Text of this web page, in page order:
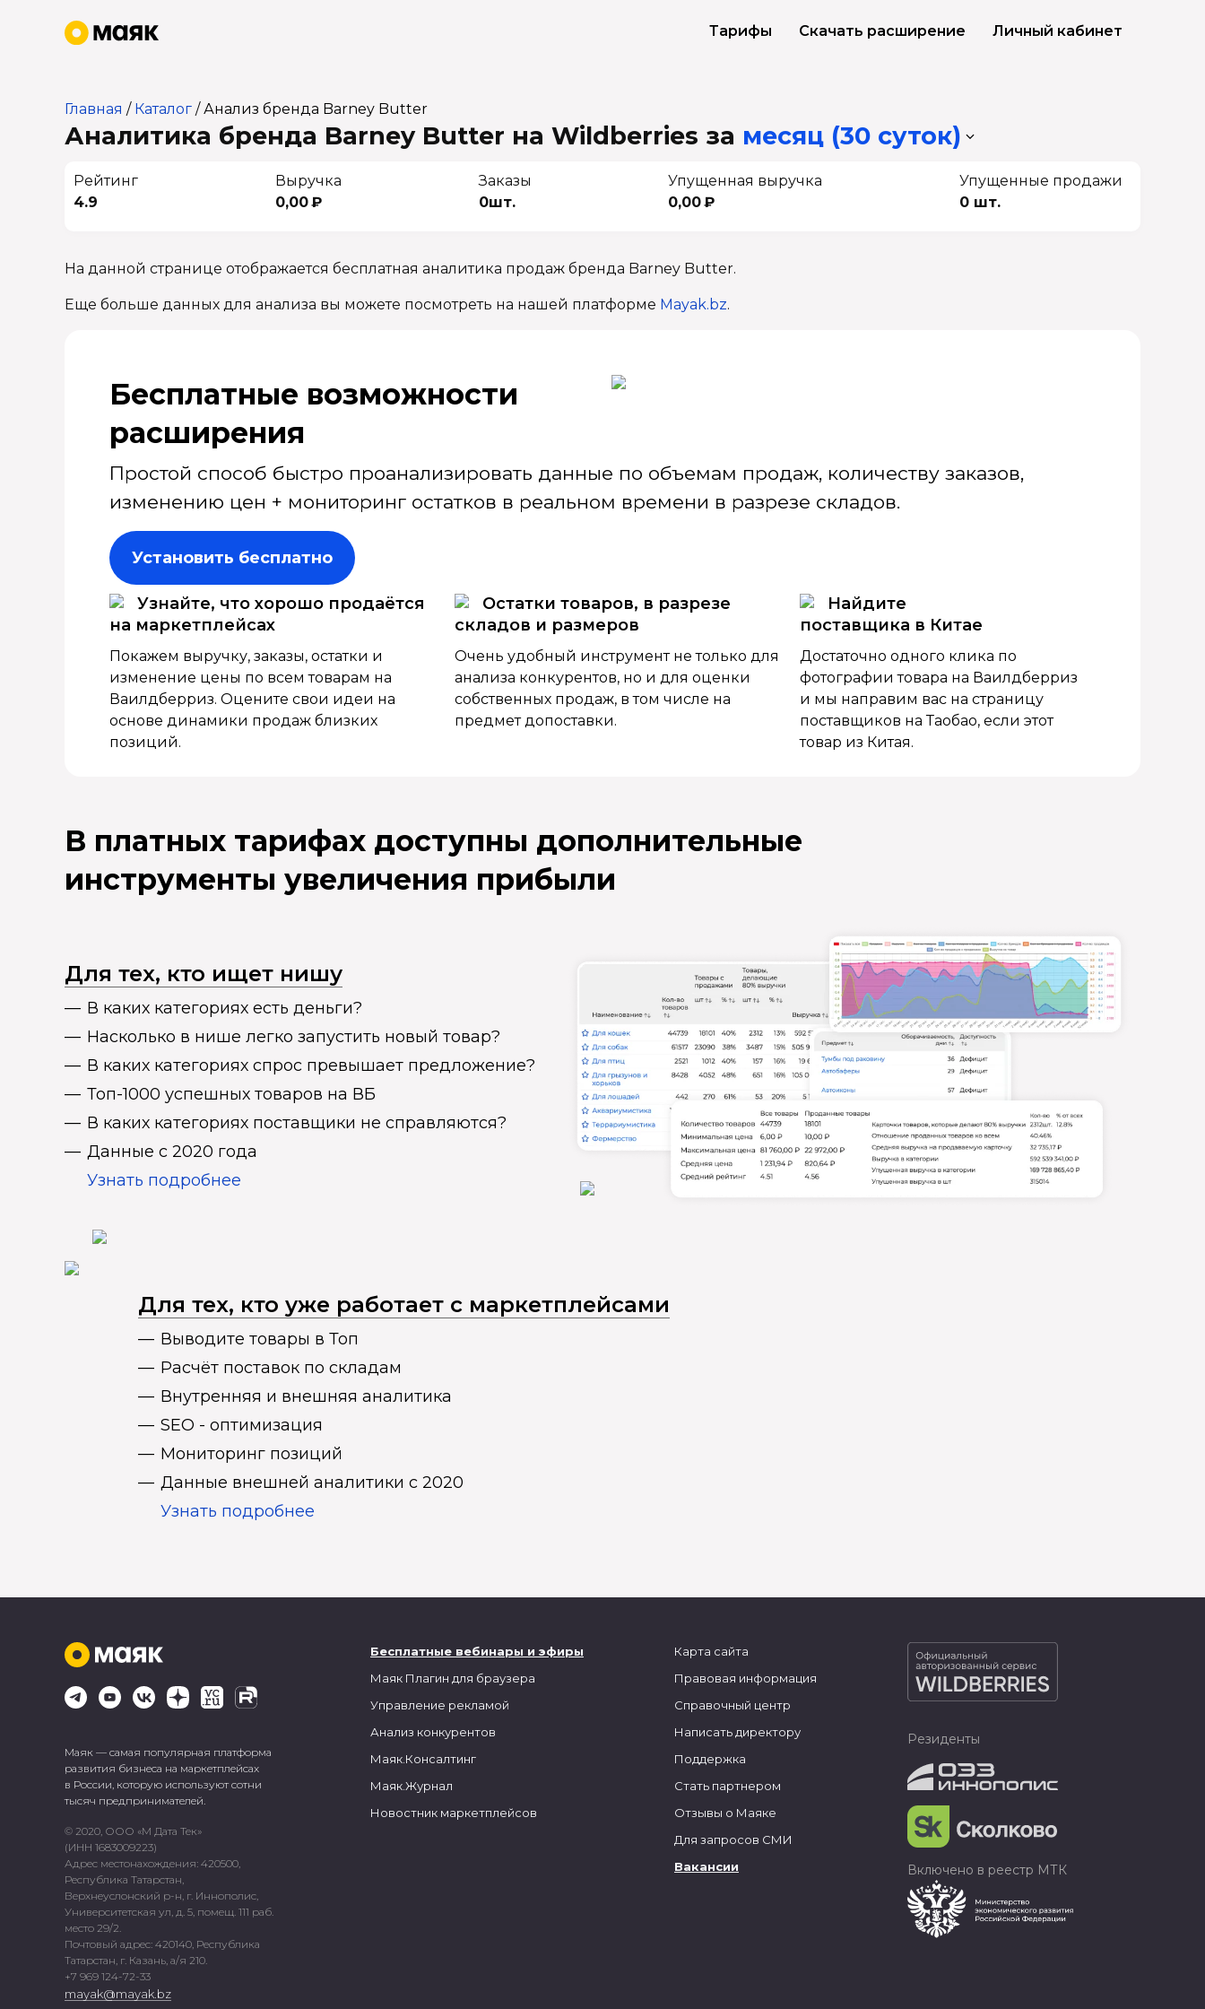
Тарифы Скачать расширение Личный кабинет
Главная / Каталог /Анализ бренда Barney Butter
Аналитика бренда Barney Butter на Wildberries за месяц (30 суток)
Рейтинг
4.9
Выручка
0,00 ₽
Заказы
0шт.
Упущенная выручка
0,00 ₽
Упущенные продажи
0 шт.
На данной странице отображается бесплатная аналитика продаж бренда Barney Butter.
Еще больше данных для анализа вы можете посмотреть на нашей платформе Mayak.bz.
Бесплатные возмож­ности
расширения
Простой способ быстро проанализировать данные по объемам продаж, количеству заказов,
изменению цен + мониторинг остатков в реальном времени в разрезе складов.
Установить бесплатно
Узнайте, что хорошо продаётся
на маркетплейсах
Покажем выручку, заказы, остатки и
изменение цены по всем товарам на
Ваилдберриз. Оцените свои идеи на
основе динамики продаж близких
позиций.
Остатки товаров, в разрезе
складов и размеров
Очень удобный инструмент не только для
анализа конкурентов, но и для оценки
собственных продаж, в том числе на
предмет допоставки.
Найдите
поставщика в Китае
Достаточно одного клика по
фотографии товара на Ваилдберриз
и мы направим вас на страницу
поставщиков на Таобао, если этот
товар из Китая.
В платных тарифах доступны дополнительные
инструменты увеличения прибыли
Для тех, кто ищет нишу
В каких категориях есть деньги?
Насколько в нише легко запустить новый товар?
В каких категориях спрос превышает предложение?
Топ-1000 успешных товаров на ВБ
В каких категориях поставщики не справляются?
Данные с 2020 года
Узнать подробнее
Для тех, кто уже работает с маркетплейсами
Выводите товары в Топ
Расчёт поставок по складам
Внутренняя и внешняя аналитика
SEO - оптимизация
Мониторинг позиций
Данные внешней аналитики с 2020
Узнать подробнее
Маяк — самая популярная платформа
развития бизнеса на маркетплейсах
в России, которую используют сотни
тысяч предпринимателей.
© 2020, ООО «М Дата Тек»
(ИНН 1683009223)
Адрес местонахождения: 420500,
Республика Татарстан,
Верхнеуслонский р-н, г. Иннополис,
Университетская ул, д. 5, помещ. 111 раб.
место 29/2.
Почтовый адрес: 420140, Республика
Татарстан, г. Казань, а/я 210.
+7 969 124-72-33
mayak@mayak.bz
Бесплатные вебинары и эфиры
Маяк Плагин для браузера
Управление рекламой
Анализ конкурентов
Маяк.Консалтинг
Маяк.Журнал
Новостник маркетплейсов
Карта сайта
Правовая информация
Справочный центр
Написать директору
Поддержка
Стать партнером
Отзывы о Маяке
Для запросов СМИ
Вакансии
Резиденты
Включено в реестр МТК